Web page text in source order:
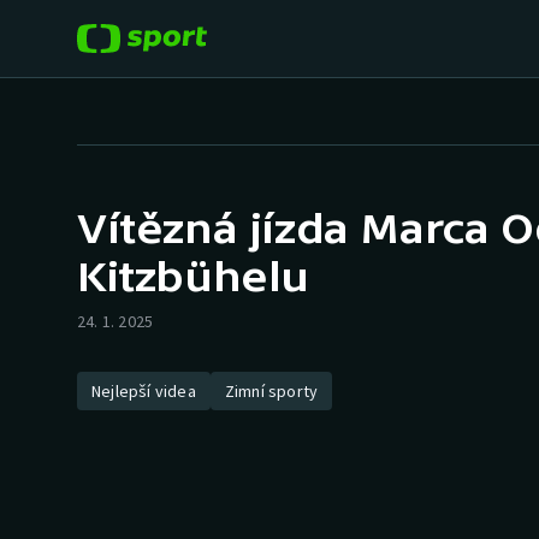
Hokej
Tenis
Cyklistika
Baseball a softbal
Vítězná jízda Marca
Kitzbühelu
24. 1. 2025
Nejlepší videa Zimní sporty